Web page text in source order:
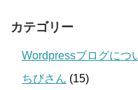
カテゴリー
Wordpressブログにつ
ちびさん (15)